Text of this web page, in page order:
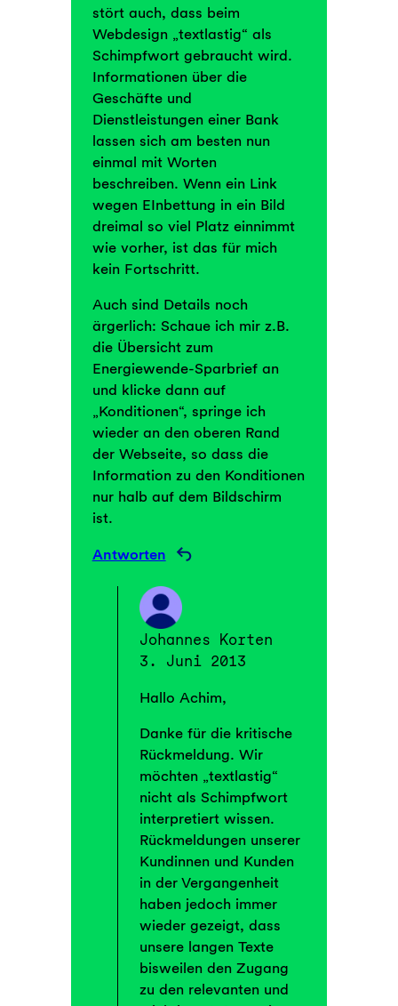
stört auch, dass beim
Webdesign „textlastig“ als
Schimpfwort gebraucht wird.
Informationen über die
Geschäfte und
Dienstleistungen einer Bank
lassen sich am besten nun
einmal mit Worten
beschreiben. Wenn ein Link
wegen EInbettung in ein Bild
dreimal so viel Platz einnimmt
wie vorher, ist das für mich
kein Fortschritt.
Auch sind Details noch
ärgerlich: Schaue ich mir z.B.
die Übersicht zum
Energiewende-Sparbrief an
und klicke dann auf
„Konditionen“, springe ich
wieder an den oberen Rand
der Webseite, so dass die
Information zu den Konditionen
nur halb auf dem Bildschirm
ist.
Antworten
Johannes Korten
3. Juni 2013
Hallo Achim,
Danke für die kritische
Rückmeldung. Wir
möchten „textlastig“
nicht als Schimpfwort
interpretiert wissen.
Rückmeldungen unserer
Kundinnen und Kunden
in der Vergangenheit
haben jedoch immer
wieder gezeigt, dass
unsere langen Texte
bisweilen den Zugang
zu den relevanten und